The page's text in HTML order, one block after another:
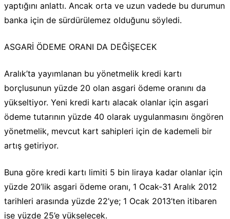
yaptığını anlattı. Ancak orta ve uzun vadede bu durumun
banka için de sürdürülemez olduğunu söyledi.
ASGARİ ÖDEME ORANI DA DEĞİŞECEK
Aralık’ta yayımlanan bu yönetmelik kredi kartı
borçlusunun yüzde 20 olan asgari ödeme oranını da
yükseltiyor. Yeni kredi kartı alacak olanlar için asgari
ödeme tutarının yüzde 40 olarak uygulanmasını öngören
yönetmelik, mevcut kart sahipleri için de kademeli bir
artış getiriyor.
Buna göre kredi kartı limiti 5 bin liraya kadar olanlar için
yüzde 20’lik asgari ödeme oranı, 1 Ocak-31 Aralık 2012
tarihleri arasında yüzde 22’ye; 1 Ocak 2013’ten itibaren
ise yüzde 25’e yükselecek.